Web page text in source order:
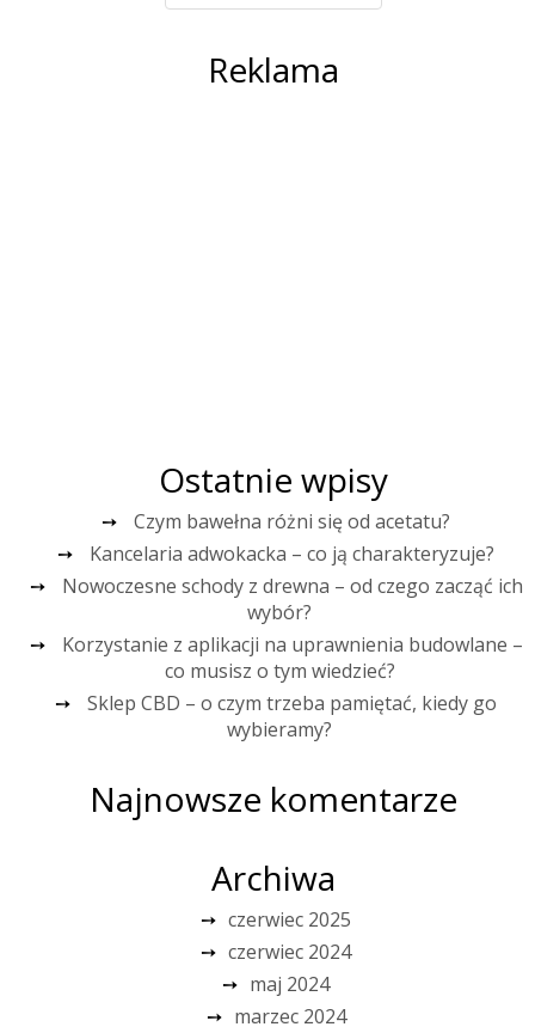
Reklama
Ostatnie wpisy
Czym bawełna różni się od acetatu?
Kancelaria adwokacka – co ją charakteryzuje?
Nowoczesne schody z drewna – od czego zacząć ich
wybór?
Korzystanie z aplikacji na uprawnienia budowlane –
co musisz o tym wiedzieć?
Sklep CBD – o czym trzeba pamiętać, kiedy go
wybieramy?
Najnowsze komentarze
Archiwa
czerwiec 2025
czerwiec 2024
maj 2024
marzec 2024